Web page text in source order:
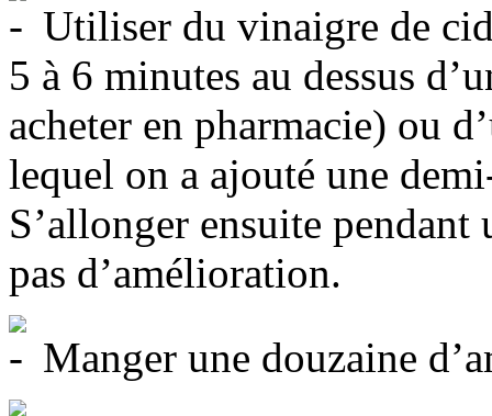
Utiliser du vinaigre de
5 à 6 minutes au dessus
acheter en pharmacie) ou
lequel on a ajouté une
S’allonger ensuite
pas d’amélioration.
Manger une douzaine